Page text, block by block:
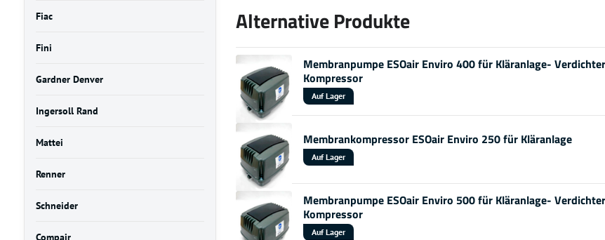
Alternative Produkte
Membranpumpe ESOair Enviro 400 für Kläranlage-
Kompressor
Auf Lager
Membrankompressor ESOair Enviro 250 für Kläranlage
Auf Lager
Membranpumpe ESOair Enviro 500 für Kläranlage-
Kompressor
Auf Lager
Fiac
Fini
Gardner Denver
Ingersoll Rand
Mattei
Renner
Schneider
Compair